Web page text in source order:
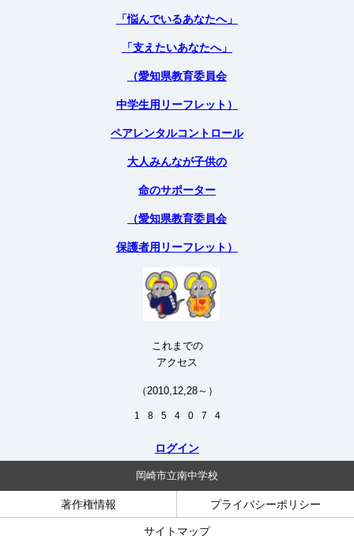
「悩んでいるあなたへ」
「支えたいあなたへ」
（愛知県教育委員会
中学生用リーフレット）
ペアレンタルコントロール
大人みんなが子供の
命のサポーター
（愛知県教育委員会
保護者用リーフレット）
これまでの
アクセス
（2010,12,28～）
1 8 5 4 0 7 4
ログイン
岡崎市立南中学校
著作権情報 プライバシーポリシー
サイトマップ